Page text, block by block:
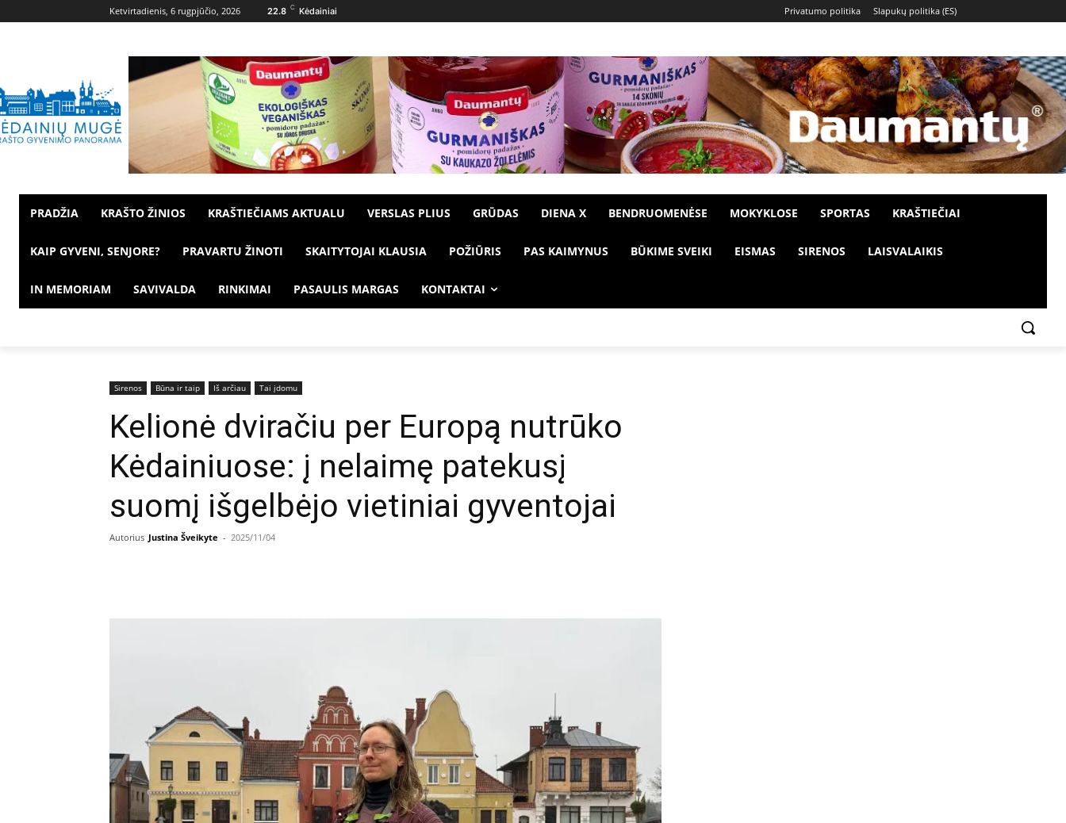
Ketvirtadienis, 6 rugpjūčio, 2026 22.8 C Kėdainiai Privatumo politika Slapukų politika (ES)
PRADŽIA KRAŠTO ŽINIOS KRAŠTIEČIAMS AKTUALU VERSLAS PLIUS GRŪDAS DIENA X BENDRUOMENĖSE MOKYKLOSE SPORTAS KRAŠTIEČIAI
KAIP GYVENI, SENJORE? PRAVARTU ŽINOTI SKAITYTOJAI KLAUSIA POŽIŪRIS PAS KAIMYNUS BŪKIME SVEIKI EISMAS SIRENOS LAISVALAIKIS
IN MEMORIAM SAVIVALDA RINKIMAI PASAULIS MARGAS KONTAKTAI
Sirenos Būna ir taip Iš arčiau Tai įdomu
Kelionė dviračiu per Europą nutrūko
Kėdainiuose: į nelaimę patekusį
suomį išgelbėjo vietiniai gyventojai
Autorius Justina Šveikyte - 2025/11/04